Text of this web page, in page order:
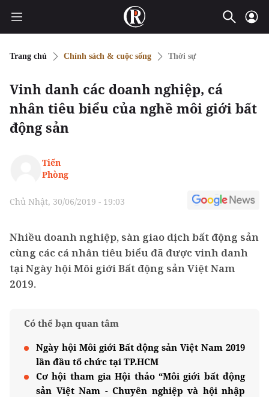
Trang chủ Chính sách & cuộc sống Thời sự
Vinh danh các doanh nghiệp, cá
nhân tiêu biểu của nghề môi giới bất
động sản
Tiến
Phòng
Chủ Nhật, 30/06/2019 - 19:03
Nhiều doanh nghiệp, sàn giao dịch bất động sản
cùng các cá nhân tiêu biểu đã được vinh danh
tại Ngày hội Môi giới Bất động sản Việt Nam
2019.
Có thể bạn quan tâm
Ngày hội Môi giới Bất động sản Việt Nam 2019
lần đầu tổ chức tại TP.HCM
Cơ hội tham gia Hội thảo “Môi giới bất động
sản Việt Nam - Chuyên nghiệp và hội nhập